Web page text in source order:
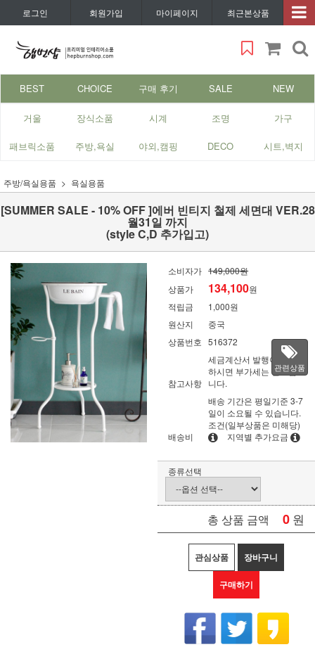
로그인 회원가입 마이페이지 최근본상품
BEST CHOICE 구매 후기 SALE NEW
거울 장식소품 시계 조명 가구
패브릭소품 주방,욕실 야외,캠핑 DECO 시트,벽지
주방/욕실용품 욕실용품
[SUMMER SALE - 10% OFF ]에버 빈티지 철제 세면대 VER.28
월31일 까지
(style C,D 추가입고)
소비자가 149,000원
상품가
134,100원
적립금
1,000원
원산지
중국
상품번호 516372
참고사항
세금계산서 발행이 필요
하시면 부가세는 별도입
니다.
배송비
배송 기간은 평일기준 3-7
일이 소요될 수 있습니다.
조건(일부상품은 미해당)
지역별 추가요금
관련상품
종류선택
총 상품 금액 0 원
관심상품 장바구니
구매하기